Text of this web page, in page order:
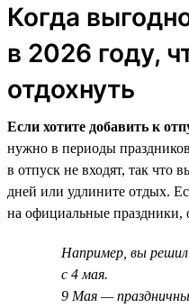
Когда
в 2026 году,
отдохнуть
Если хотите добавить к
нужно в периоды
в отпуск не входят, так что
дней или удлините отдых.
на официальные праздники,
Например, вы
с 4 мая.
9 Мая —